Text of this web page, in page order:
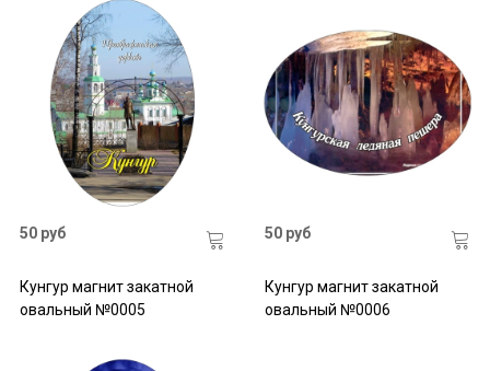
50 руб
Кунгур магнит закатной
овальный №0005
50 руб
Кунгур магнит закатной
овальный №0006